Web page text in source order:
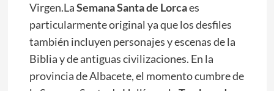
Virgen.LaSemana Santa de Lorcaes
particularmente original ya que los desfiles
también incluyen personajes y escenas de la
Biblia y de antiguas civilizaciones. En la
provincia de Albacete, el momento cumbre de